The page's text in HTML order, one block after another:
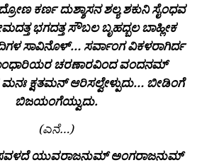
ಕರ್ಣ ದುಶ್ಶಾಸನ ಶಲ್ಯ ಶಕುನಿ ಸೈಂಧವ
ಭಗದತ್ತ ಸೌಬಲ ಬೃಹದ್ಬಲ ಬಾಹ್ಲೀಕ
ಸಾವಿನೊಳ್… ಸರ್ವಾಂಗ ವಿಕಳರಾಗಿರ್ದ
ಗಾಂಧಾರಿಯರ ಚರಣಾರವಿಂದವಂದನಮ್
ಕ್ಷತಮನ್ ಆರಿಸಲ್ವೇಳ್ಪುದು… ಬೀಡಿಂಗೆ
ಬಿಜಯಂಗೆಯ್ವುದು.
(ಎನೆ…)
ಯುವರಾಜನುಮ್ ಅಂಗರಾಜನುಮ್